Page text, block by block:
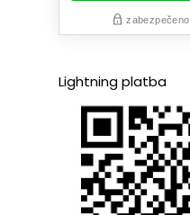
Lightning platba